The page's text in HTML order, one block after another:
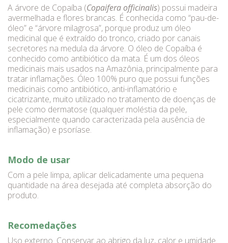
A árvore de Copaíba (Copaifera officinalis) possui madeira
avermelhada e flores brancas. É conhecida como “pau-de-
óleo” e “árvore milagrosa”, porque produz um óleo
medicinal que é extraído do tronco, criado por canais
secretores na medula da árvore. O óleo de Copaíba é
conhecido como antibiótico da mata. É um dos óleos
medicinais mais usados na Amazônia, principalmente para
tratar inflamações. Óleo 100% puro que possui funções
medicinais como antibiótico, anti-inflamatório e
cicatrizante, muito utilizado no tratamento de doenças de
pele como dermatose (qualquer moléstia da pele,
especialmente quando caracterizada pela ausência de
inflamação) e psoríase.
Modo de usar
Com a pele limpa, aplicar delicadamente uma pequena
quantidade na área desejada até completa absorção do
produto.
Recomedações
Uso externo. Conservar ao abrigo da luz, calor e umidade.